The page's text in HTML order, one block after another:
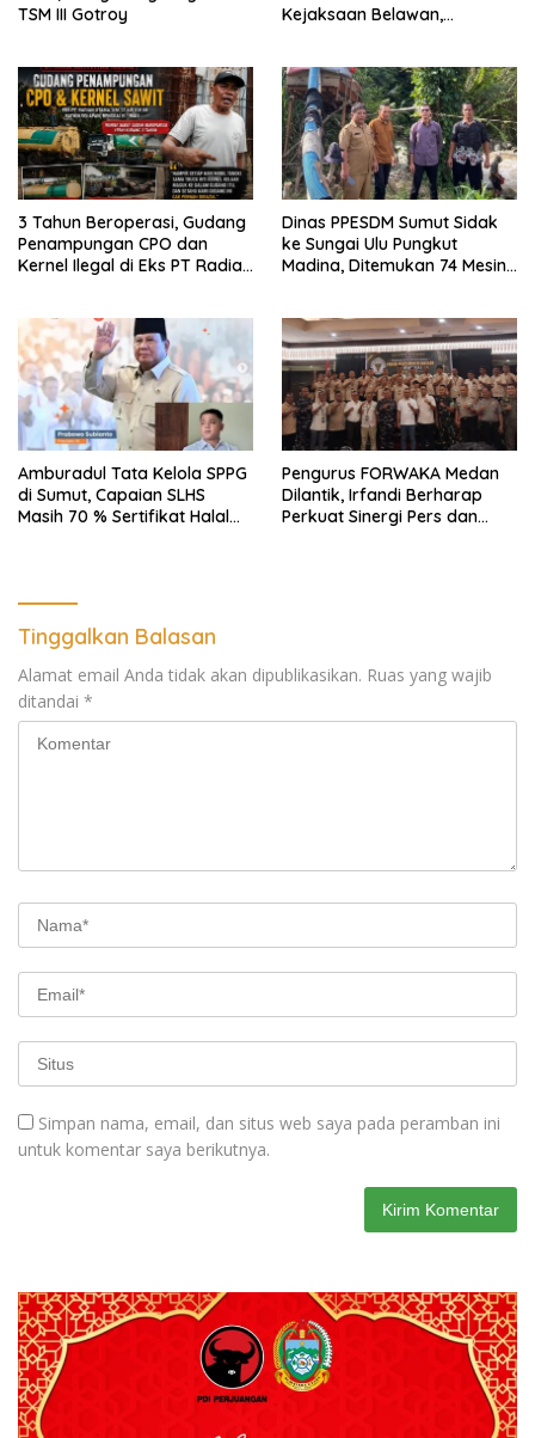
TSM III Gotroy
Kejaksaan Belawan,
Pendampingan Hukum dan
Ekomoni Semua Anggota
3 Tahun Beroperasi, Gudang
Penampungan CPO dan
Kernel Ilegal di Eks PT Radian
Dinas PPESDM Sumut Sidak
ke Sungai Ulu Pungkut
Madina, Ditemukan 74 Mesin
Rusak
Amburadul Tata Kelola SPPG
di Sumut, Capaian SLHS
Masih 70 % Sertifikat Halal
Pemantau dan Pengawas
MBG
Pengurus FORWAKA Medan
Dilantik, Irfandi Berharap
Perkuat Sinergi Pers dan
Tinggalkan Balasan
Alamat email Anda tidak akan dipublikasikan. Ruas yang wajib
ditandai *
Simpan nama, email, dan situs web saya pada peramban ini
untuk komentar saya berikutnya.